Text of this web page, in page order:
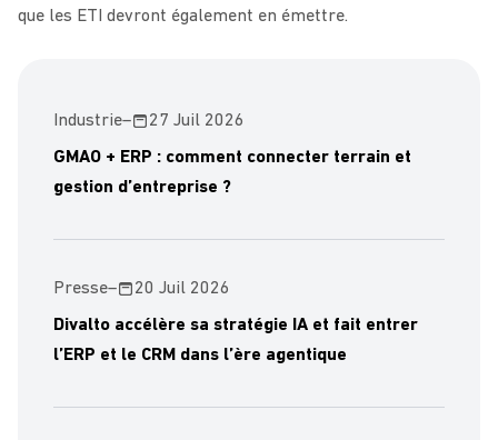
que les ETI devront également en émettre.
Industrie– 27 Juil 2026
GMAO + ERP : comment connecter terrain et
gestion d’entreprise ?
Presse– 20 Juil 2026
Divalto accélère sa stratégie IA et fait entrer
l’ERP et le CRM dans l’ère agentique